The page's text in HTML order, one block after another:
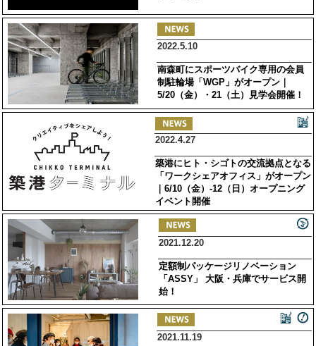
2022.5.10
南森町にスポーツバイク専用の会員
制駐輪場「WGP」がオープン｜
5/20（金）・21（土）見学会開催！
2022.4.27
築港にヒト・シゴトの交流拠点となる
「ワークシェアオフィス」がオープン
｜6/10（金）-12（日）オープニング
イベント開催
2021.12.20
定額制パッケージリノベーション
「ASSY」 大阪・兵庫でサービス開
始！
2021.11.19